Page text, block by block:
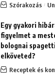
Szórakozás
Egy gyakori
figyelmet a
bolognai
elköveted?
Receptek és